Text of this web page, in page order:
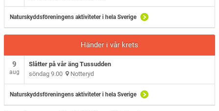
Naturskyddsföreningens aktiviteter i hela Sverige
Händer i vår krets
9
aug
Slåtter på vår äng Tussudden
söndag 9.00 Notteryd
Naturskyddsföreningens aktiviteter i hela Sverige